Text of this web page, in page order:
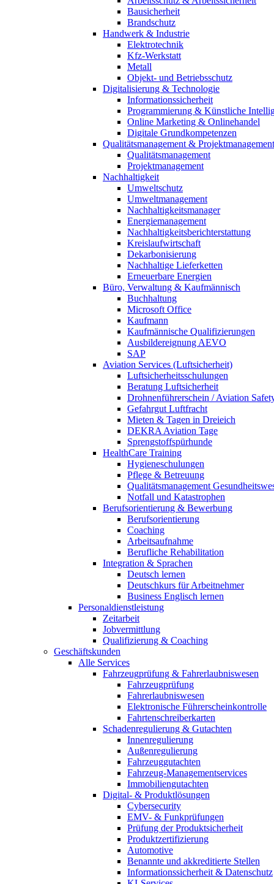
Bausicherheit
Brandschutz
Handwerk & Industrie
Elektrotechnik
Kfz-Werkstatt
Metall
Objekt- und Betriebsschutz
Digitalisierung & Technologie
Informationssicherheit
Programmierung & Künstliche
Online Marketing & Onlinehandel
Digitale Grundkompetenzen
Qualitätsmanagement & Projektmanagement
Qualitätsmanagement
Projektmanagement
Nachhaltigkeit
Umweltschutz
Umweltmanagement
Nachhaltigkeitsmanager
Energiemanagement
Nachhaltigkeitsberichterstattung
Kreislaufwirtschaft
Dekarbonisierung
Nachhaltige Lieferketten
Erneuerbare Energien
Büro, Verwaltung & Kaufmännisch
Buchhaltung
Microsoft Office
Kaufmann
Kaufmännische Qualifizierungen
Ausbildereignung AEVO
SAP
Aviation Services (Luftsicherheit)
Luftsicherheitsschulungen
Beratung Luftsicherheit
Drohnenführerschein / Aviation
Gefahrgut Luftfracht
Mieten & Tagen in Dreieich
DEKRA Aviation Tage
Sprengstoffspürhunde
HealthCare Training
Hygieneschulungen
Pflege & Betreuung
Qualitätsmanagement
Notfall und Katastrophen
Berufsorientierung & Bewerbung
Berufsorientierung
Coaching
Arbeitsaufnahme
Berufliche Rehabilitation
Integration & Sprachen
Deutsch lernen
Deutschkurs für Arbeitnehmer
Business Englisch lernen
Personaldienstleistung
Zeitarbeit
Jobvermittlung
Qualifizierung & Coaching
Geschäftskunden
Alle Services
Fahrzeugprüfung & Fahrerlaubniswesen
Fahrzeugprüfung
Fahrerlaubniswesen
Elektronische Führerscheinkontrolle
Fahrtenschreiberkarten
Schadenregulierung & Gutachten
Innenregulierung
Außenregulierung
Fahrzeuggutachten
Fahrzeug-Managementservices
Immobiliengutachten
Digital- & Produktlösungen
Cybersecurity
EMV- & Funkprüfungen
Prüfung der Produktsicherheit
Produktzertifizierung
Automotive
Benannte und akkreditierte Stellen
Informationssicherheit & Datenschutz